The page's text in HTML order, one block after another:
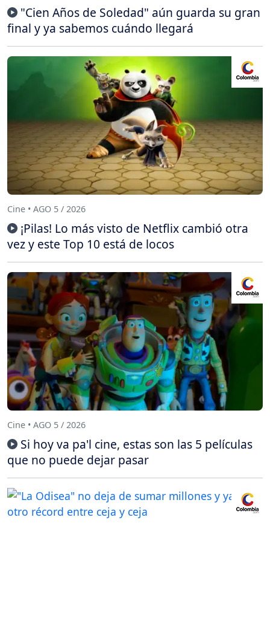
"Cien Años de Soledad" aún guarda su gran
final y ya sabemos cuándo llegará
Cine • AGO 5 / 2026
¡Pilas! Lo más visto de Netflix cambió otra
vez y este Top 10 está de locos
Cine • AGO 5 / 2026
Si hoy va pa'l cine, estas son las 5 películas
que no puede dejar pasar